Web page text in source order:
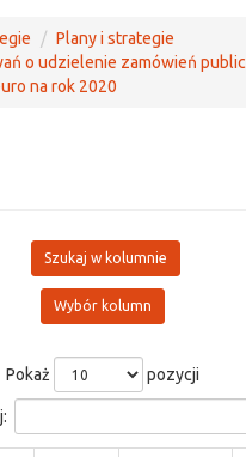
Plany i strategie
o udzielenie zamówień
na rok 2020
Szukaj w kolumnie
Wybór kolumn
Pokaż pozycji